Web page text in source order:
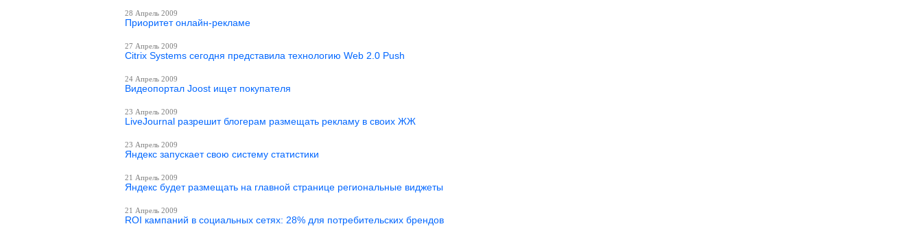
28 Апрель 2009
Приоритет онлайн-рекламе
27 Апрель 2009
Citrix Systems сегодня представила технологию Web 2.0 Push
24 Апрель 2009
Видеопортал Joost ищет покупателя
23 Апрель 2009
LiveJournal разрешит блогерам размещать рекламу в своих ЖЖ
23 Апрель 2009
Яндекс запускает свою систему статистики
21 Апрель 2009
Яндекс будет размещать на главной странице региональные виджеты
21 Апрель 2009
ROI кампаний в социальных сетях: 28% для потребительских брендов